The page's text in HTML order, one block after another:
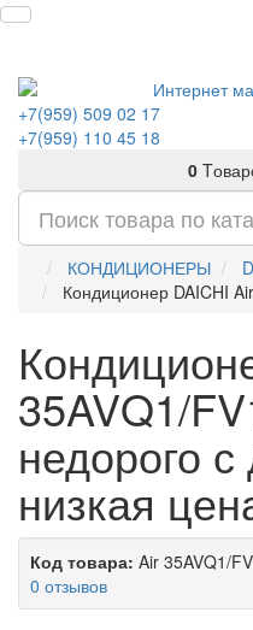
+7(959) 509 02 17
+7(959) 110 45 18
0
КОНДИЦИОНЕРЫ
Кондиционер DAICHI
35AVQ1/
недорого с
низкая
Код товара: Air 35AVQ1/
0 отзывов